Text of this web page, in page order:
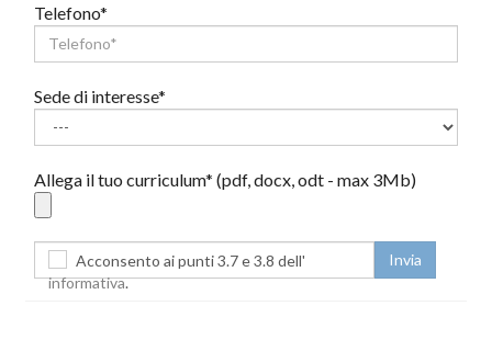
Telefono*
Sede di interesse*
Allega il tuo curriculum* (pdf, docx, odt - max 3Mb)
Acconsento ai punti 3.7 e 3.8 dell'
informativa.